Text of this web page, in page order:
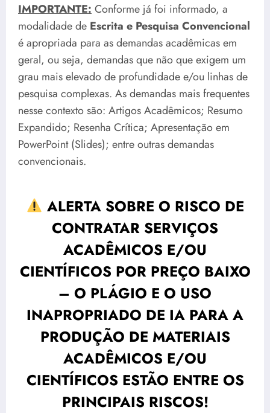
IMPORTANTE: Conforme já foi informado, a
modalidade de Escrita e Pesquisa Convencional
é apropriada para as demandas acadêmicas em
geral, ou seja, demandas que não que exigem um
grau mais elevado de profundidade e/ou linhas de
pesquisa complexas. As demandas mais frequentes
nesse contexto são: Artigos Acadêmicos; Resumo
Expandido; Resenha Crítica; Apresentação em
PowerPoint (Slides); entre outras demandas
convencionais.
ALERTA SOBRE O RISCO DE
CONTRATAR SERVIÇOS
ACADÊMICOS E/OU
CIENTÍFICOS POR PREÇO BAIXO
– O PLÁGIO E O USO
INAPROPRIADO DE IA PARA A
PRODUÇÃO DE MATERIAIS
ACADÊMICOS E/OU
CIENTÍFICOS ESTÃO ENTRE OS
PRINCIPAIS RISCOS!